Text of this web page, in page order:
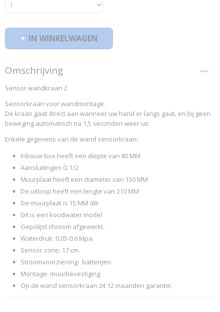
IN WINKELWAGEN
Omschrijving
Sensor wandkraan 2
Sensorkraan voor wandmontage.
De kraan gaat direct aan wanneer uw hand er langs gaat, en bij geen
beweging automatisch na 1,5 seconden weer uit.
Enkele gegevens van de wand sensorkraan:
Inbouw box heeft een diepte van 80 MM
Aansluitingen G 1/2
Muurplaat heeft een diameter van 150 MM
De uitloop heeft een lengte van 210 MM
De muurplaat is 15 MM dik
Dit is een koudwater model
Gepolijst chroom afgewerkt.
Waterdruk: 0.05-0.6 Mpa.
Sensor zone: 17 cm.
Stroomvoorziening: batterijen
Montage: muurbevestiging
Op de wand sensorkraan zit 12 maanden garantie.